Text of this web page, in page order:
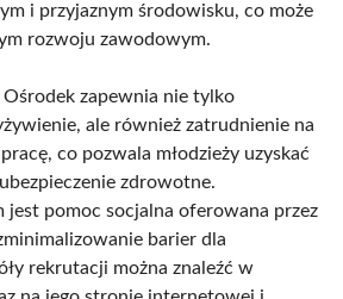
i przyjaznym środowisku, co może
rozwoju zawodowym.
zapewnia nie tylko
ale również zatrudnienie na
co pozwala młodzieży uzyskać
zdrowotne.
jest pomoc socjalna oferowana przez
barier dla
rekrutacji można znaleźć w